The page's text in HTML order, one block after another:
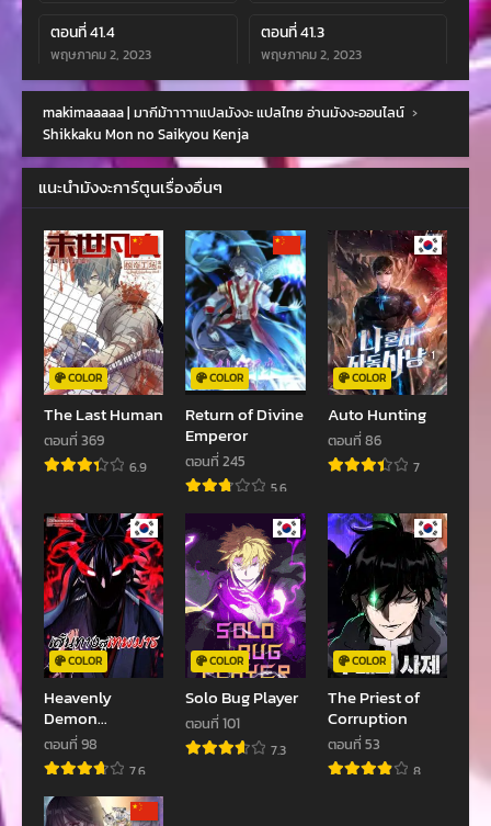
ตอนที่ 41.4
พฤษภาคม 2, 2023
ตอนที่ 41.3
พฤษภาคม 2, 2023
ตอนที่ 41.2
พฤษภาคม 2, 2023
ตอนที่ 41.1
พฤษภาคม 2, 2023
ตอนที่ 40.5
พฤษภาคม 2, 2023
ตอนที่ 40.4
ตอนที่ 40.3
พฤษภาคม 2, 2023
ตอนที่ 40.2
พฤษภาคม 2, 2023
ตอนที่ 40.1
พฤษภาคม 2, 2023
ตอนที่ 39.4
พฤษภาคม 2, 2023
ตอนที่ 39.3
พฤษภาคม 2, 2023
ตอนที่ 39.2
พฤษภาคม 2, 2023
ตอนที่ 39.1
พฤษภาคม 2, 2023 พฤษภาคม 2, 2023
ตอนที่ 38.2
พฤษภาคม 2, 2023
ตอนที่ 38.1
พฤษภาคม 2, 2023
ตอนที่ 37
พฤษภาคม 2, 2023
ตอนที่ 36.5
พฤษภาคม 2, 2023
ตอนที่ 36.4
พฤษภาคม 2, 2023
ตอนที่ 36.3
พฤษภาคม 2, 2023
ตอนที่ 36.2
พฤษภาคม 2, 2023 พฤษภาคม 2, 2023
ตอนที่ 35.2
พฤษภาคม 2, 2023
makimaaaaa | มากีม้าาาาาแปลมังงะ แปลไทย อ่านมังงะออนไลน์ ›
Shikkaku Mon no Saikyou Kenja
แนะนำมังงะการ์ตูนเรื่องอื่นๆ
COLOR
The Last Human
ตอนที่ 369
6.9
COLOR
Return of Divine
Emperor
ตอนที่ 245
5.6
COLOR
Auto Hunting
ตอนที่ 86
7
COLOR
Heavenly
Demon
Cultivation
Simulation
ตอนที่ 98
7.6
COLOR
Solo Bug Player
ตอนที่ 101
7.3
COLOR
The Priest of
Corruption
ตอนที่ 53
8